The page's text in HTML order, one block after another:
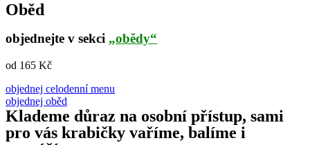
Oběd
objednejte v sekci „obědy“
od 165 Kč
objednej celodenní menu
objednej oběd
Klademe důraz na osobní přístup, sami
pro vás krabičky vaříme, balíme i